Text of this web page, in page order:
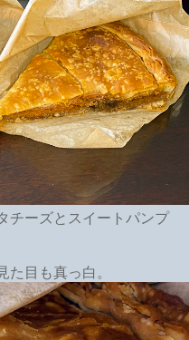
チーズとスイートパンプ
た目も真っ白。